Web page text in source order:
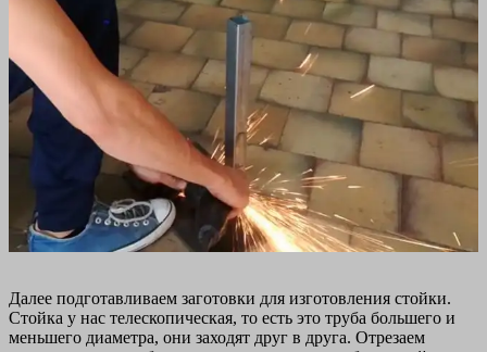
Далее подготавливаем заготовки для изготовления стойки.
Стойка у нас телескопическая, то есть это труба большего и
меньшего диаметра, они заходят друг в друга. Отрезаем